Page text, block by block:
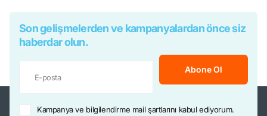
Son gelişmelerden ve kampanyalardan önce siz
haberdar olun.
Abone Ol
Kampanya ve bilgilendirme mail şartlarını kabul ediyorum.